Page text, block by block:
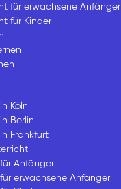
für erwachsene Anfänger
für Kinder
Köln
Berlin
Frankfurt
Anfänger
erwachsene Anfänger